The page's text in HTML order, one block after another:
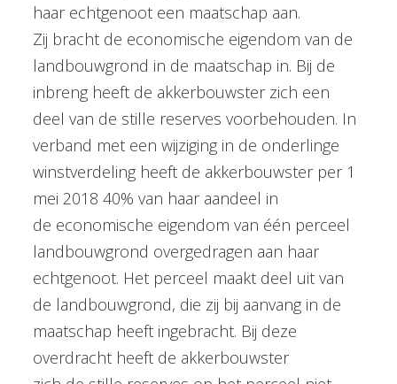
haar echtgenoot een maatschap aan.
Zij bracht de economische eigendom van de
landbouwgrond in de maatschap in. Bij de
inbreng heeft de akkerbouwster zich een
deel van de stille reserves voorbehouden. In
verband met een wijziging in de onderlinge
winstverdeling heeft de akkerbouwster per 1
mei 2018 40% van haar aandeel in
de economische eigendom van één perceel
landbouwgrond overgedragen aan haar
echtgenoot. Het perceel maakt deel uit van
de landbouwgrond, die zij bij aanvang in de
maatschap heeft ingebracht. Bij deze
overdracht heeft de akkerbouwster